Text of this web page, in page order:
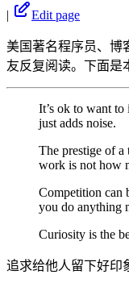
|
Edit page
美国著名程序员、博
友反复阅读。下面是
It’s ok to want
just adds noise.
The prestige of
work is not how
Competition can
you do anything
Curiosity is the
追求给他人留下好印